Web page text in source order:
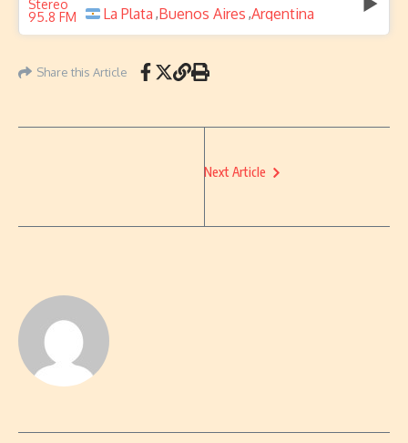
La Plata ,Buenos Aires ,Argentina
Share this Article
Next Article